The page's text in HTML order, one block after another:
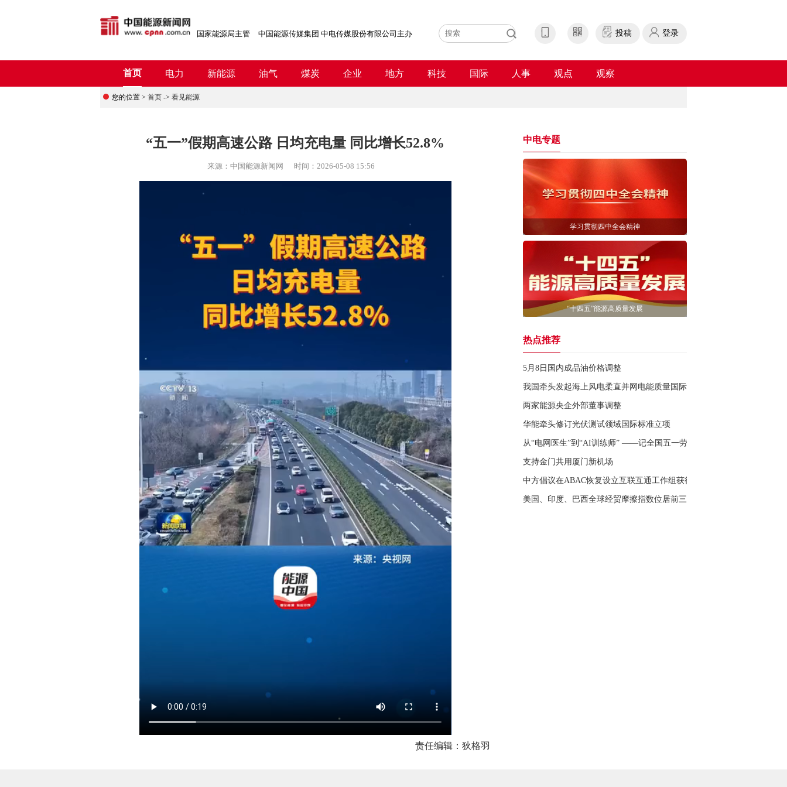
国家能源局主管 中国能源传媒集团 中电传媒股份有限公司主办 投稿 登录
首页 电力 新能源 油气 煤炭 企业 地方 科技 国际 人事 观点 观察
您的位置 > 首页 -> 看见能源
“五一”假期高速公路 日均充电量 同比增长52.8%
来源： 中国能源新闻网 时间： 2026-05-08 15:56
责任编辑：狄格羽
中电专题
学习贯彻四中全会精神
“十四五”能源高质量发展
热点推荐
5月8日国内成品油价格调整
我国牵头发起海上风电柔直并网电能质量国际标准成功立项
两家能源央企外部董事调整
华能牵头修订光伏测试领域国际标准立项
从“电网医生”到“AI训练师” ——记全国五一劳动奖章获得者、国网唐山
支持金门共用厦门新机场
中方倡议在ABAC恢复设立互联互通工作组获得通过
美国、印度、巴西全球经贸摩擦指数位居前三